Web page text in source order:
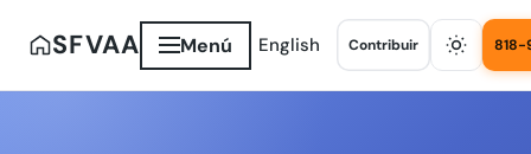
SFVAA Menú English Contribuir 818-